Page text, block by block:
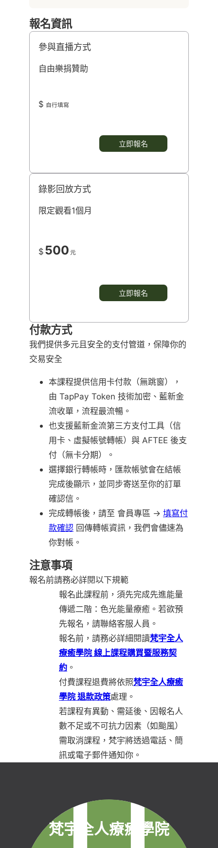
報名資訊
參與直播方式
自由樂捐贊助
$ 自行填寫
立即報名
錄影回放方式
限定觀看1個月
$ 500 元
立即報名
付款方式
我們提供多元且安全的支付管道，保障你的
交易安全
本課程提供信用卡付款（無跳窗），
由 TapPay Token 技術加密、藍新金
流收單，流程最流暢。
也支援藍新金流第三方支付工具（信
用卡、虛擬帳號轉帳）與 AFTEE 後支
付（無卡分期）。
選擇銀行轉帳時，匯款帳號會在結帳
完成後顯示，並同步寄送至你的訂單
確認信。
完成轉帳後，請至 會員專區 → 填寫付
款確認 回傳轉帳資訊，我們會儘速為
你對帳。
注意事項
報名前請務必詳閱以下規範
報名此課程前，須先完成先進能量
傳遞二階：色光能量療癒。若欲預
先報名，請聯絡客服人員。
報名前，請務必詳細閱讀梵宇全人
療癒學院 線上課程購買暨服務契
約 。
付費課程退費將依照梵宇全人療癒
學院 退款政策處理。
若課程有異動、需延後、因報名人
數不足或不可抗力因素（如颱風）
需取消課程，梵宇將透過電話、簡
訊或電子郵件通知你。
梵宇全人療癒學院